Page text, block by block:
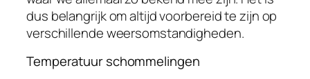
dus belangrijk om altijd voorbereid te zijn op
verschillende weersomstandigheden.
Temperatuur schommelingen